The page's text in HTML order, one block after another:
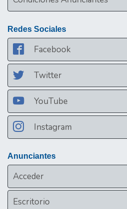
Redes Sociales
Facebook
Twitter
YouTube
Instagram
Anunciantes
Acceder
Escritorio